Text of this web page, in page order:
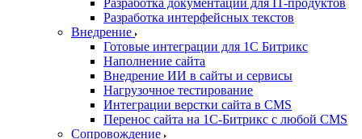
Разработка документации для IT-продуктов
Разработка интерфейсных текстов
Внедрение
Готовые интеграции для 1С Битрикс
Наполнение сайта
Внедрение ИИ в сайты и сервисы
Нагрузочное тестирование
Интеграции верстки сайта в CMS
Перенос сайта на 1C-Битрикс с любой CMS
Сопровождение